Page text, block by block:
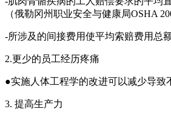
（俄勒冈州职业安全与健康局OSHA
-所涉及的间接费用使平均索赔费用总
2.更少的员工经历疼痛
●实施人体工程学的改进可以减少导致
3. 提高生产力